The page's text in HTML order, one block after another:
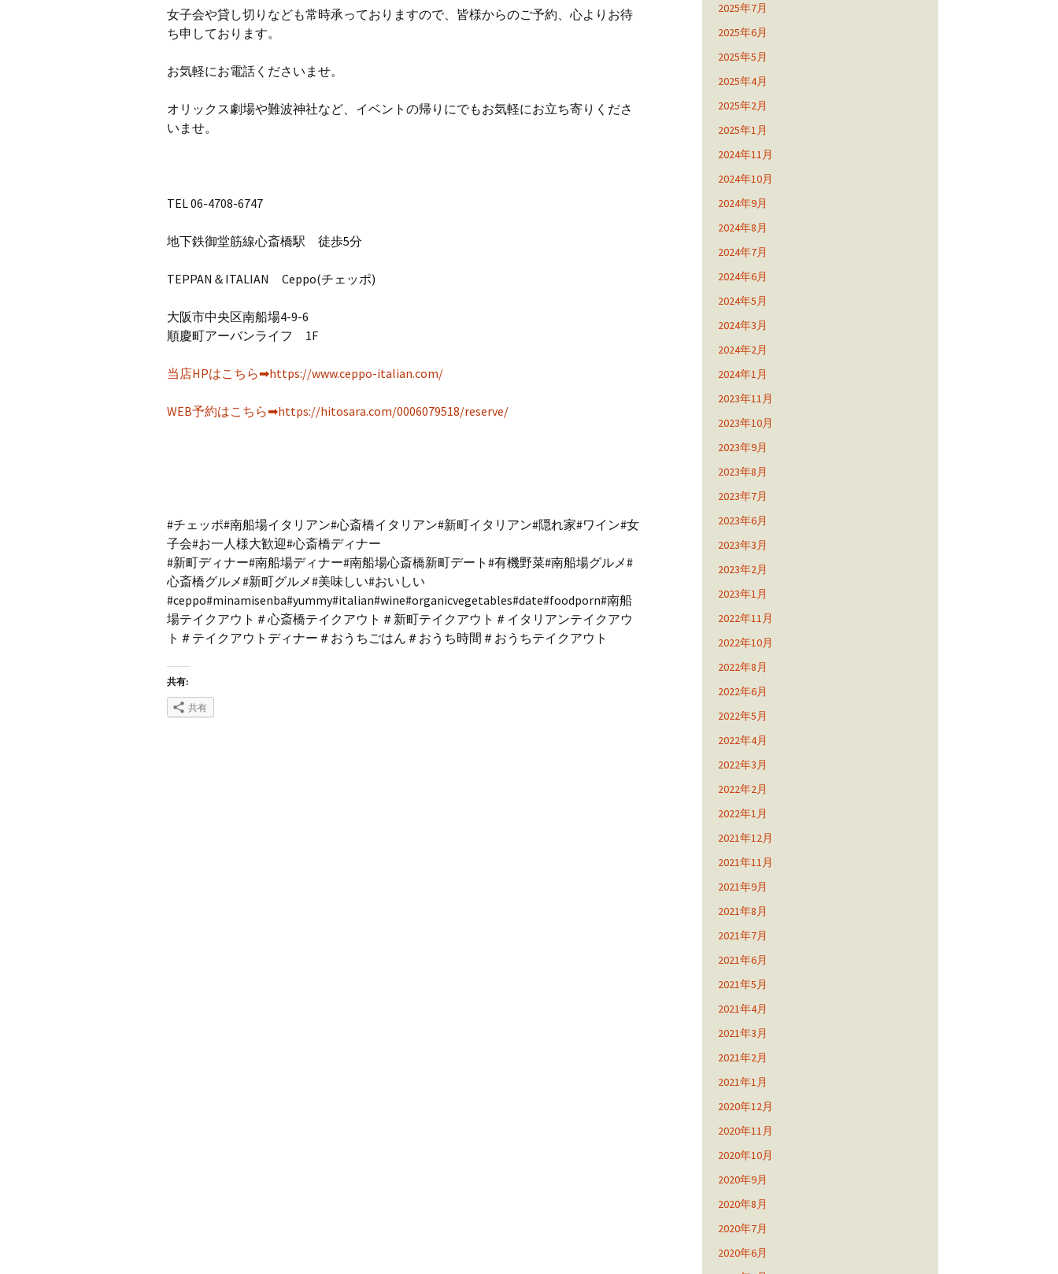
女子会や貸し切りなども常時承っておりますので、皆様からのご予約、心よりお待
ち申しております。
お気軽にお電話くださいませ。
オリックス劇場や難波神社など、イベントの帰りにでもお気軽にお立ち寄りくださ
いませ。
TEL 06-4708-6747
地下鉄御堂筋線心斎橋駅 徒歩5分
TEPPAN＆ITALIAN Ceppo(チェッポ)
大阪市中央区南船場4-9-6
順慶町アーバンライフ 1F
当店HPはこちら➡https://www.ceppo-italian.com/
WEB予約はこちら➡https://hitosara.com/0006079518/reserve/
#チェッポ#南船場イタリアン#心斎橋イタリアン#新町イタリアン#隠れ家#ワイン#女
子会#お一人様大歓迎#心斎橋ディナー
#新町ディナー#南船場ディナー#南船場心斎橋新町デート#有機野菜#南船場グルメ#
心斎橋グルメ#新町グルメ#美味しい#おいしい
#ceppo#minamisenba#yummy#italian#wine#organicvegetables#date#foodporn#南船
場テイクアウト＃心斎橋テイクアウト＃新町テイクアウト＃イタリアンテイクアウ
ト＃テイクアウトディナー＃おうちごはん＃おうち時間＃おうちテイクアウト
共有:
共有
2025年7月
2025年6月
2025年5月
2025年4月
2025年2月
2025年1月
2024年11月
2024年10月
2024年9月
2024年8月
2024年7月
2024年6月
2024年5月
2024年3月
2024年2月
2024年1月
2023年11月
2023年10月
2023年9月
2023年8月
2023年7月
2023年6月
2023年3月
2023年2月
2023年1月
2022年11月
2022年10月
2022年8月
2022年6月
2022年5月
2022年4月
2022年3月
2022年2月
2022年1月
2021年12月
2021年11月
2021年9月
2021年8月
2021年7月
2021年6月
2021年5月
2021年4月
2021年3月
2021年2月
2021年1月
2020年12月
2020年11月
2020年10月
2020年9月
2020年8月
2020年7月
2020年6月